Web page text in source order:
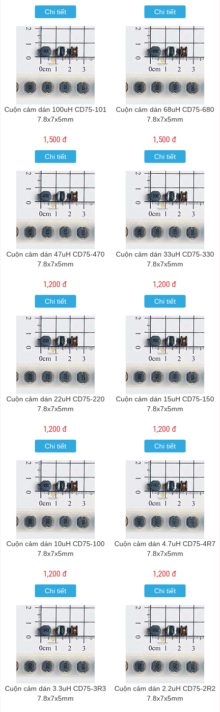
Chi tiết Chi tiết
Cuộn cảm dán 100uH CD75-101
7.8x7x5mm
1,500 đ
Chi tiết
Cuộn cảm dán 68uH CD75-680
7.8x7x5mm
1,500 đ
Chi tiết
Cuộn cảm dán 47uH CD75-470
7.8x7x5mm
1,200 đ
Chi tiết
Cuộn cảm dán 33uH CD75-330
7.8x7x5mm
1,200 đ
Chi tiết
Cuộn cảm dán 22uH CD75-220
7.8x7x5mm
1,200 đ
Chi tiết
Cuộn cảm dán 15uH CD75-150
7.8x7x5mm
1,200 đ
Chi tiết
Cuộn cảm dán 10uH CD75-100
7.8x7x5mm
1,200 đ
Chi tiết
Cuộn cảm dán 4.7uH CD75-4R7
7.8x7x5mm
1,200 đ
Chi tiết
Cuộn cảm dán 3.3uH CD75-3R3
7.8x7x5mm
Cuộn cảm dán 2.2uH CD75-2R2
7.8x7x5mm